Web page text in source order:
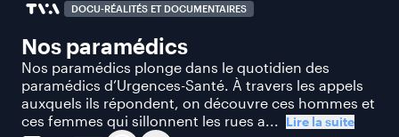
DOCU-RÉALITÉS ET DOCUMENTAIRES
Nos paramédics
Nos paramédics plonge dans le quotidien des
paramédics d’Urgences-Santé. À travers les appels
auxquels ils répondent, on découvre ces hommes et
ces femmes qui sillonnent les rues a... Lire la suite